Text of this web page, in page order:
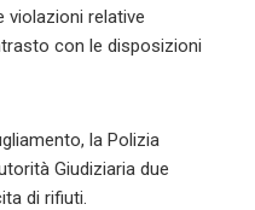
violazioni relative
con le disposizioni
la Polizia
Giudiziaria due
di rifiuti.